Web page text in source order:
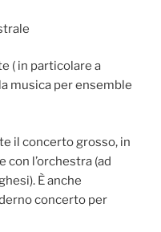
( in particolare a
musica per ensemble
il concerto grosso, in
l’orchestra (ad
È anche
concerto per